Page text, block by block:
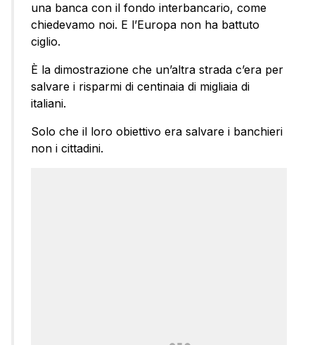
una banca con il fondo interbancario, come
chiedevamo noi. E l’Europa non ha battuto
ciglio.
È la dimostrazione che un’altra strada c’era per
salvare i risparmi di centinaia di migliaia di
italiani.
Solo che il loro obiettivo era salvare i banchieri
non i cittadini.